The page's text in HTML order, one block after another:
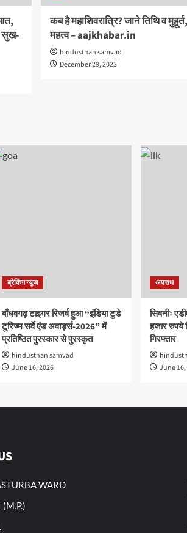
सुख-
कब है महाशिवरात्रि? जाने तिथि‍ व मुहूर्त,
महत्व – aajkhabar.in
hindusthan samvad
December 29, 2023
ब्रेकिंग न्यूज
बाँधवगढ़ टाइगर रिजर्व हुआ “इंडिया टुडे
टूरिज्म सर्वे एंड अवार्ड्स-2026” में
प्रतिष्ठित पुरस्कार से पुरस्कृत
hindusthan samvad
June 16, 2026
अपराध
सिवनीः
हजार रुपये
गिरफ्तार
June 16,
WARD
(M.P.)